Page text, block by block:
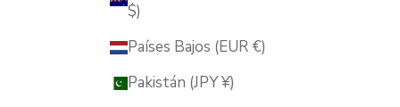
$)
Países Bajos (EUR €)
Pakistán (JPY ¥)